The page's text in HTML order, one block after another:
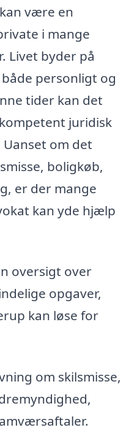
være en
i mange
Livet byder på
personligt og
tider kan det
juridisk
om det
boligkøb,
er der mange
kan yde hjælp
oversigt over
opgaver,
kan løse for
om skilsmisse,